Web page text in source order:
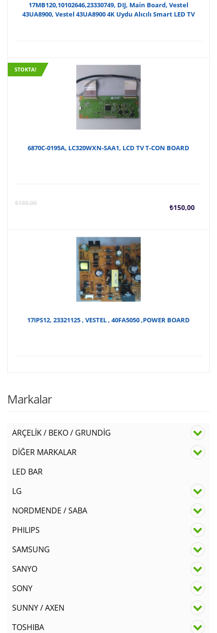
17MB120,10102646,23330749, DIJ, Main Board, Vestel
43UA8900, Vestel 43UA8900 4K Uydu Alıcılı Smart LED TV
STOKTA!
6870C-0195A, LC320WXN-SAA1, LCD TV T-CON BOARD
₺180,00 ₺150,00
Şu
17IPS12, 23321125 , VESTEL , 40FA5050 ,POWER BOARD
Markalar
ARÇELİK / BEKO / GRUNDİG
DİĞER MARKALAR
LED BAR
LG
NORDMENDE / SABA
PHILIPS
SAMSUNG
SANYO
SONY
SUNNY / AXEN
TOSHIBA